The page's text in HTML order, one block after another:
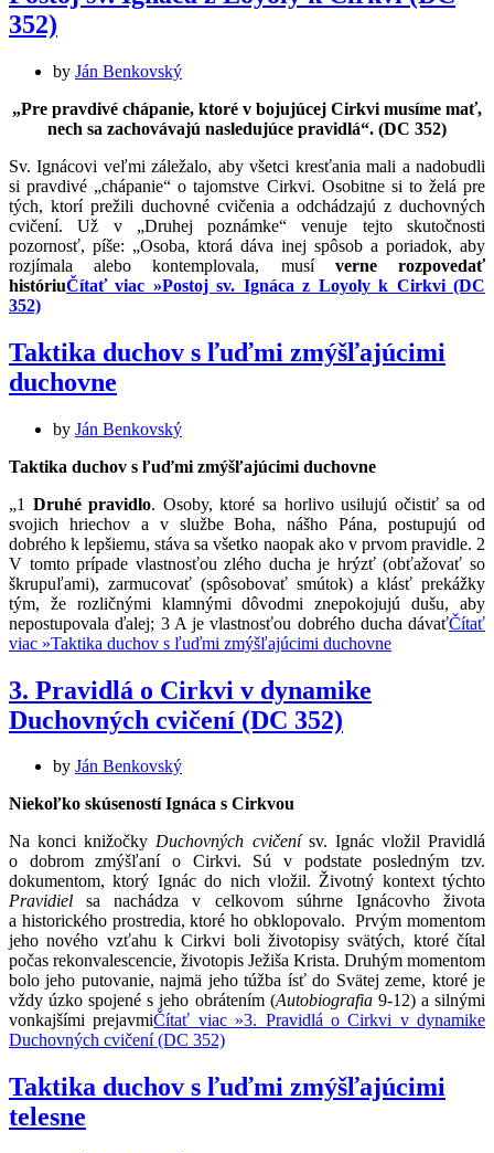
352)
by Ján Benkovský
„Pre pravdivé chápanie, ktoré v bojujúcej Cirkvi musíme mať,
nech sa zachovávajú nasledujúce pravidlá“. (DC 352)
Sv. Ignácovi veľmi záležalo, aby všetci kresťania mali a nadobudli
si pravdivé „chápanie“ o tajomstve Cirkvi. Osobitne si to želá pre
tých, ktorí prežili duchovné cvičenia a odchádzajú z duchovných
cvičení. Už v „Druhej poznámke“ venuje tejto skutočnosti
pozornosť, píše: „Osoba, ktorá dáva inej spôsob a poriadok, aby
rozjímala alebo kontemplovala, musí verne rozpovedať
históriuČítať viac »Postoj sv. Ignáca z Loyoly k Cirkvi (DC
352)
Taktika duchov s ľuďmi zmýšľajúcimi
duchovne
by Ján Benkovský
Taktika duchov s ľuďmi zmýšľajúcimi duchovne
„1 Druhé pravidlo. Osoby, ktoré sa horlivo usilujú očistiť sa od
svojich hriechov a v službe Boha, nášho Pána, postupujú od
dobrého k lepšie­mu, stáva sa všetko naopak ako v prvom pra­vidle. 2
V tomto prípade vlastnosťou zlého ducha je hrýzť (obťažovať so
škrupuľami), zarmucovať (spôsobovať smútok) a klásť prekážky
tým, že rozličnými klamnými dôvodmi znepokojujú dušu, aby
nepostupovala ďalej; 3 A je vlast­nosťou dobrého ducha dávaťČítať
viac »Taktika duchov s ľuďmi zmýšľajúcimi duchovne
3. Pravidlá o Cirkvi v dynamike
Duchovných cvičení (DC 352)
by Ján Benkovský
Niekoľko skúseností Ignáca s Cirkvou
Na konci knižočkyDuchovných cvičenísv. Ignác vložil Pravidlá
o dobrom zmýšľaní o Cirkvi. Sú v podstate posledným tzv.
dokumentom, ktorý Ignác do nich vložil. Životný kontext týchto
Pravidiel sa nachádza v celkovom súhrne Ignácovho života
a historického prostredia, ktoré ho obklopovalo. Prvým momentom
jeho nového vzťahu k Cirkvi boli životopisy svätých, ktoré čítal
počas rekonvalescencie, životopis Ježiša Krista. Druhým momentom
bolo jeho putovanie, najmä jeho túžba ísť do Svätej zeme, ktoré je
vždy úzko spojené s jeho obrátením (Autobiografia9-12) a silnými
vonkajšími prejavmiČítať viac »3. Pravidlá o Cirkvi v dynamike
Duchovných cvičení (DC 352)
Taktika duchov s ľuďmi zmýšľajúcimi
telesne